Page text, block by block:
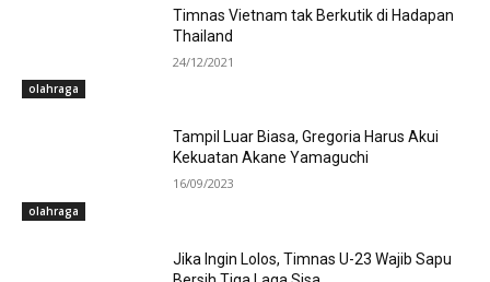
olahraga
Timnas Vietnam tak Berkutik di Hadapan
Thailand
24/12/2021
olahraga
Tampil Luar Biasa, Gregoria Harus Akui
Kekuatan Akane Yamaguchi
16/09/2023
Jika Ingin Lolos, Timnas U-23 Wajib Sapu